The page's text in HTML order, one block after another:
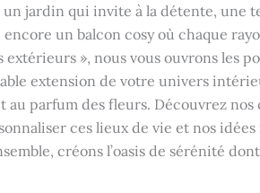
un jardin qui invite à la détente, une
un balcon cosy où chaque
extérieurs », nous vous ouvrons les
extension de votre univers
au parfum des fleurs. Découvrez
ces lieux de vie et nos
créons l’oasis de sérénité